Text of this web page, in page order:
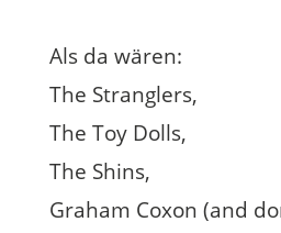
Als da wären:
The Stranglers,
The Toy Dolls,
The Shins,
Graham Coxon (and